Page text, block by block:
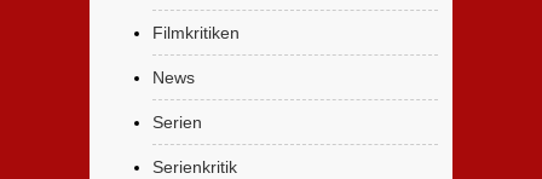
Filmkritiken
News
Serien
Serienkritik